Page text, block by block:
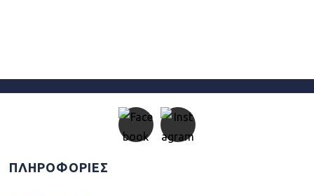
ΠΛΗΡΟΦΟΡΙΕΣ